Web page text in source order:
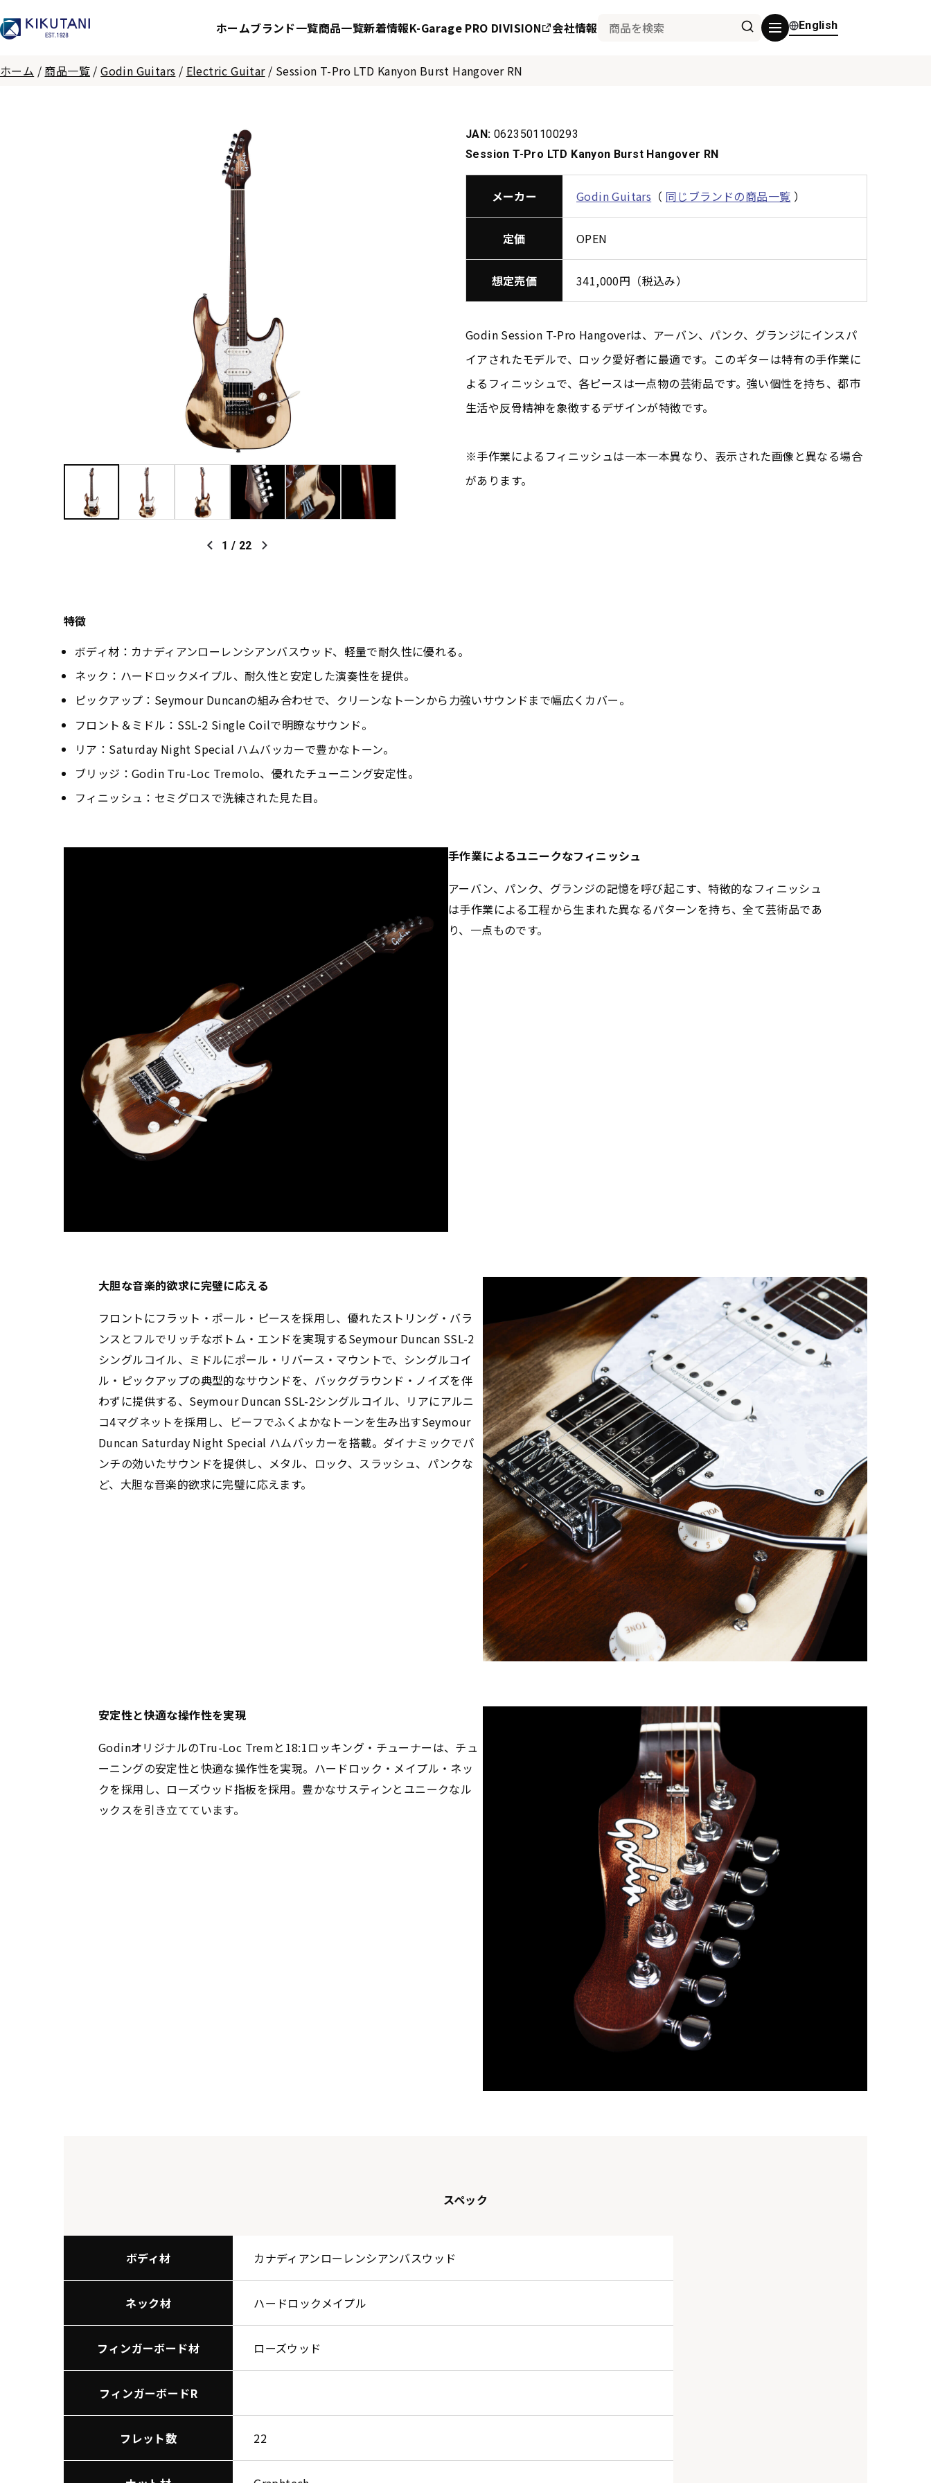
ホームブランド一覧商品一覧新着情報K-Garage PRO DIVISION 会社情報 English
ホーム / 商品一覧 /Godin Guitars / Electric Guitar/ Session T-Pro LTD Kanyon Burst Hangover RN
1 / 22
JAN: 0623501100293
Session T-Pro LTD Kanyon Burst Hangover RN
メーカー Godin Guitars （ 同じブランドの商品一覧 ）
定価 OPEN
想定売価 341,000円（税込み）
Godin Session T-Pro Hangoverは、アーバン、パンク、グランジにインスパ
イアされたモデルで、ロック愛好者に最適です。このギターは特有の手作業に
よるフィニッシュで、各ピースは一点物の芸術品です。強い個性を持ち、都市
生活や反骨精神を象徴するデザインが特徴です。
※手作業によるフィニッシュは一本一本異なり、表示された画像と異なる場合
があります。
特徴
ボディ材：カナディアンローレンシアンバスウッド、軽量で耐久性に優れる。
ネック：ハードロックメイプル、耐久性と安定した演奏性を提供。
ピックアップ：Seymour Duncanの組み合わせで、クリーンなトーンから力強いサウンドまで幅広くカバー。
フロント＆ミドル：SSL-2 Single Coilで明瞭なサウンド。
リア：Saturday Night Special ハムバッカーで豊かなトーン。
ブリッジ：Godin Tru-Loc Tremolo、優れたチューニング安定性。
フィニッシュ：セミグロスで洗練された見た目。
手作業によるユニークなフィニッシュ
アーバン、パンク、グランジの記憶を呼び起こす、特徴的なフィニッシュ
は手作業による工程から生まれた異なるパターンを持ち、全て芸術品であ
り、一点ものです。
大胆な音楽的欲求に完璧に応える
フロントにフラット・ポール・ピースを採用し、優れたストリング・バラ
ンスとフルでリッチなボトム・エンドを実現するSeymour Duncan SSL-2
シングルコイル、ミドルにポール・リバース・マウントで、シングルコイ
ル・ピックアップの典型的なサウンドを、バックグラウンド・ノイズを伴
わずに提供する、Seymour Duncan SSL-2シングルコイル、リアにアルニ
コ4マグネットを採用し、ビーフでふくよかなトーンを生み出すSeymour
Duncan Saturday Night Special ハムバッカーを搭載。ダイナミックでパ
ンチの効いたサウンドを提供し、メタル、ロック、スラッシュ、パンクな
ど、大胆な音楽的欲求に完璧に応えます。
安定性と快適な操作性を実現
GodinオリジナルのTru-Loc Tremと18:1ロッキング・チューナーは、チュ
ーニングの安定性と快適な操作性を実現。ハードロック・メイプル・ネッ
クを採用し、ローズウッド指板を採用。豊かなサスティンとユニークなル
ックスを引き立てています。
スペック
ボディ材 カナディアンローレンシアンバスウッド
ネック材 ハードロックメイプル
フィンガーボード材 ローズウッド
フィンガーボードR
フレット数 22